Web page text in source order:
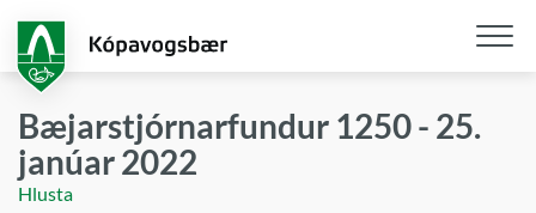
aðalefni
Bæjarstjórnarfundur 1250 - 25.
janúar 2022
Hlusta
Opna
loka